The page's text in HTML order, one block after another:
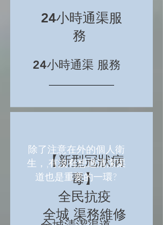
24小時通渠服
務
24小時通渠 服務
【新型冠狀病
毒】
全民抗疫
全城 渠務維修
除了注意在外的個人衛
生，,有沒有想過清潔渠
道也是重要的一環?